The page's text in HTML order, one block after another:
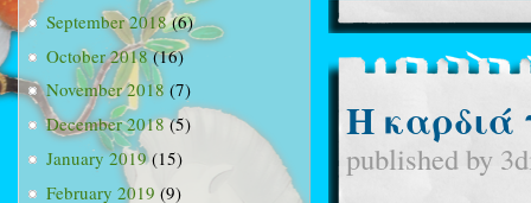
September 2018(6)
October 2018(16)
November 2018 (7)
December 2018(5)
January 2019(15)
February 2019 (9)
Η καρδιά
published by